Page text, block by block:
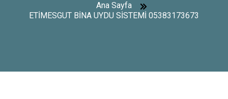
Ana Sayfa
ETİMESGUT BİNA UYDU SİSTEMİ 05383173673